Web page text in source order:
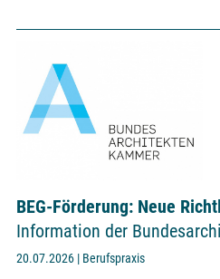
BEG-Förderung: Neue
Information der
20.07.2026 | Berufspraxis